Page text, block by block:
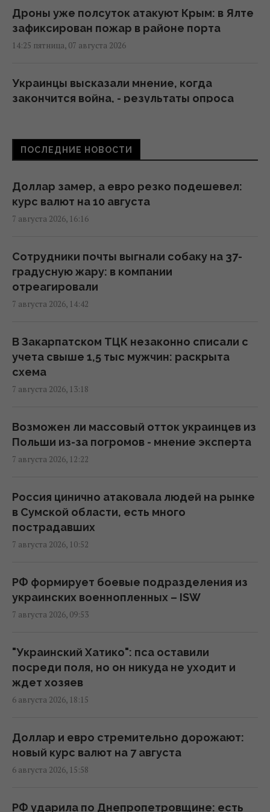
Дроны уже полсуток атакуют Крым: в Ялте
зафиксирован пожар в районе порта
14:25 пятница, 07 августа 2026
Украинцы высказали мнение, когда
закончится война, - результаты опроса
РФ наращивает выпуск "Искандеров":
с этим бороться
13:04 пятница, 07 августа 2026
только один сценарий в войне, - колумнист
Bloomberg
12:31 пятница, 07 августа 2026
взрыва погиб мужчина, есть раненые
12:04 пятница, 07 августа 2026
Угроза для Украины: журналисты
объектами в Беларуси
11:16 пятница, 07 августа 2026
российский комплекс за $15 млн (видео)
11:00 пятница, 07 августа 2026
Адвокат поставил под сомнение
вертикали в деле Галущенко
10:59 пятница, 07 августа 2026
пусковые установки россиян
10:54 пятница, 07 августа 2026
Дроны поразили склад Wildberries в
(видео)
09:11 пятница, 07 августа 2026
военнопленных для формирования боевых
ПОСЛЕДНИЕ НОВОСТИ
Доллар замер, а евро резко подешевел:
курс валют на 10 августа
7 августа 2026, 16:16
Сотрудники почты выгнали собаку на 37-
градусную жару: в компании
отреагировали
7 августа 2026, 14:42
В Закарпатском ТЦК незаконно списали с
учета свыше 1,5 тыс мужчин: раскрыта
схема
7 августа 2026, 13:18
Возможен ли массовый отток украинцев из
Польши из-за погромов - мнение эксперта
7 августа 2026, 12:22
Россия цинично атаковала людей на рынке
в Сумской области, есть много
пострадавших
7 августа 2026, 10:52
РФ формирует боевые подразделения из
украинских военнопленных – ISW
7 августа 2026, 09:53
"Украинский Хатико": пса оставили
посреди поля, но он никуда не уходит и
ждет хозяев
6 августа 2026, 18:15
Доллар и евро стремительно дорожают:
новый курс валют на 7 августа
6 августа 2026, 15:58
РФ ударила по Днепропетровщине: есть